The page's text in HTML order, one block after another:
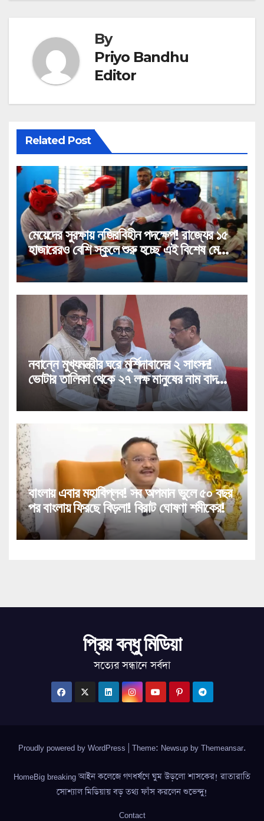
By
Priyo Bandhu
Editor
Related Post
মেয়েদের সুরক্ষায় নজিরবিহীন পদক্ষেপ! রাজ্যের ১৫
হাজারেরও বেশি স্কুলে শুরু হচ্ছে এই বিশেষ মেগা
প্রশিক্ষণ!
নবান্নে মুখ্যমন্ত্রীর ঘরে মুর্শিদাবাদের ২ সাংসদ!
ভোটার তালিকা থেকে ২৭ লক্ষ মানুষের নাম বাদ
পড়া নিয়ে বিরাট পদক্ষেপ!
বাংলায় এবার মহাবিপ্লব! সব অপমান ভুলে ৫০ বছর
পর বাংলায় ফিরছে বিড়লা! বিরাট ঘোষণা শমীকের!
প্রিয় বন্ধু মিডিয়া
সত্যের সন্ধানে সর্বদা
Proudly powered by WordPress Theme: Newsup by Themeansar.
HomeBig breaking আইন কলেজে গণধর্ষণে ঘুম উড়লো শাসকের! রাতারাতি
সোশ্যাল মিডিয়ায় বড় তথ্য ফাঁস করলেন শুভেন্দু!
Contact